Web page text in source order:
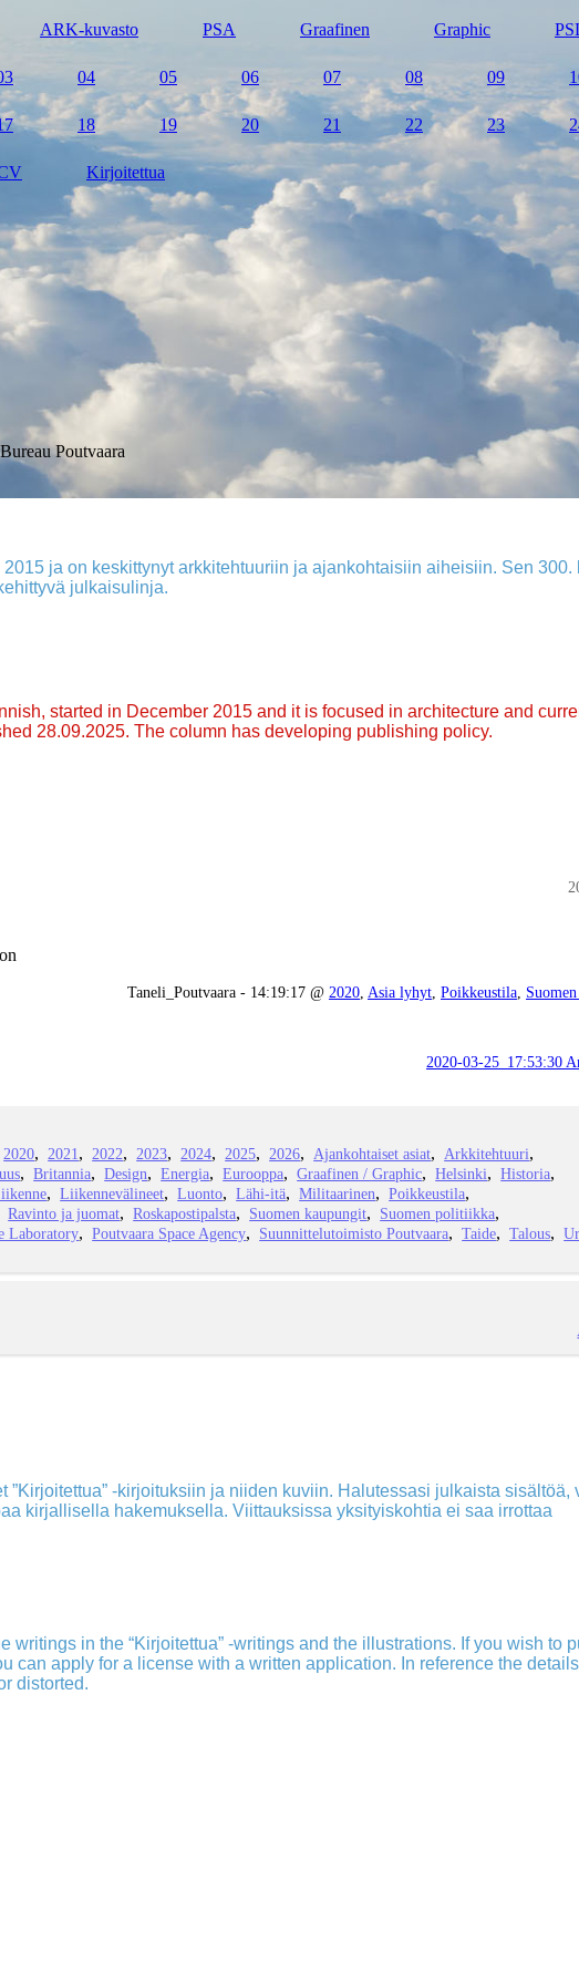
ARK-kuvasto PSA Graafinen Graphic
04 05 06 07 08 09
18 19 20 21 22 23
Kirjoitettua
Poutvaara
ja on keskittynyt arkkitehtuuriin ja ajankohtaisiin aiheisiin. Sen 300.
julkaisulinja.
started in December 2015 and it is focused in architecture and
28.09.2025. The column has developing publishing policy.
Taneli_Poutvaara - 14:19:17 @ 2020 Asia lyhyt Poikkeustila
2020-03-25_17:53:30
2020 2021 2022 2023 2024 2025 2026 Ajankohtaiset asiat
Arkkitehtuuri
Britannia Design Energia Eurooppa Graafinen / Graphic Helsinki
Historia
Liikennevälineet Luonto Lähi-itä Militaarinen
Poikkeustila
Ravinto ja juomat Roskapostipalsta Suomen kaupungit
Suomen politiikka
Laboratory Poutvaara Space Agency Suunnittelutoimisto Poutvaara Taide Talous
”Kirjoitettua” -kirjoituksiin ja niiden kuviin. Halutessasi julkaista sisältöä,
kirjallisella hakemuksella. Viittauksissa yksityiskohtia ei saa irrottaa
writings in the “Kirjoitettua” -writings and the illustrations. If you wish to
can apply for a license with a written application. In reference the
distorted.